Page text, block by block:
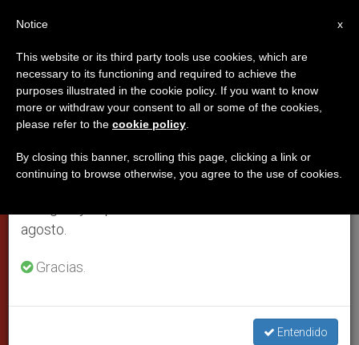
Francisco improvisa su mensaje
a los jóvenes de Filipinas
juventud a aprender a amar y dejarse
amar
W M F T S
×
Aviso importante
Del 27 de julio al 7 de agosto haremos la pausa
anual, aprovechando que en el periodo de verano
se generan menos informaciones y también el
agosto.
Gracias.
Entendido
x
Notice
This website or its third party tools use cookies, which are
necessary to its functioning and required to achieve the
purposes illustrated in the cookie policy. If you want to know
more or withdraw your consent to all or some of the cookies,
please refer to the cookie policy
By closing this banner, scrolling this page, clicking a link or
continuing to browse otherwise, you agree to the use of cookies.